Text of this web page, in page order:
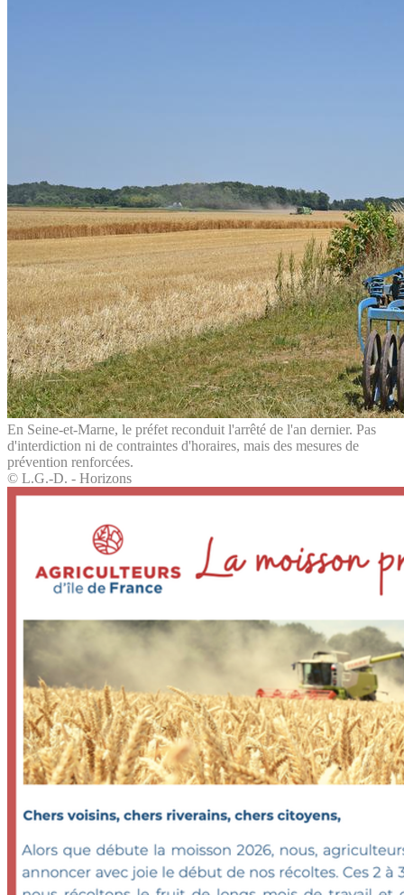
En Seine-et-Marne, le préfet reconduit l'arrêté de l'an dernier. Pas
d'interdiction ni de contraintes d'horaires, mais des mesures de
prévention renforcées.
© L.G.-D. - Horizons